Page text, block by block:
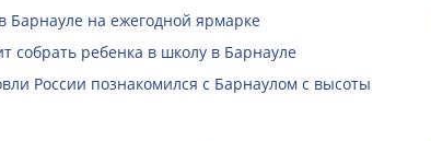
Барнауле на ежегодной ярмарке
собрать ребенка в школу в Барнауле
России познакомился с Барнаулом с высоты